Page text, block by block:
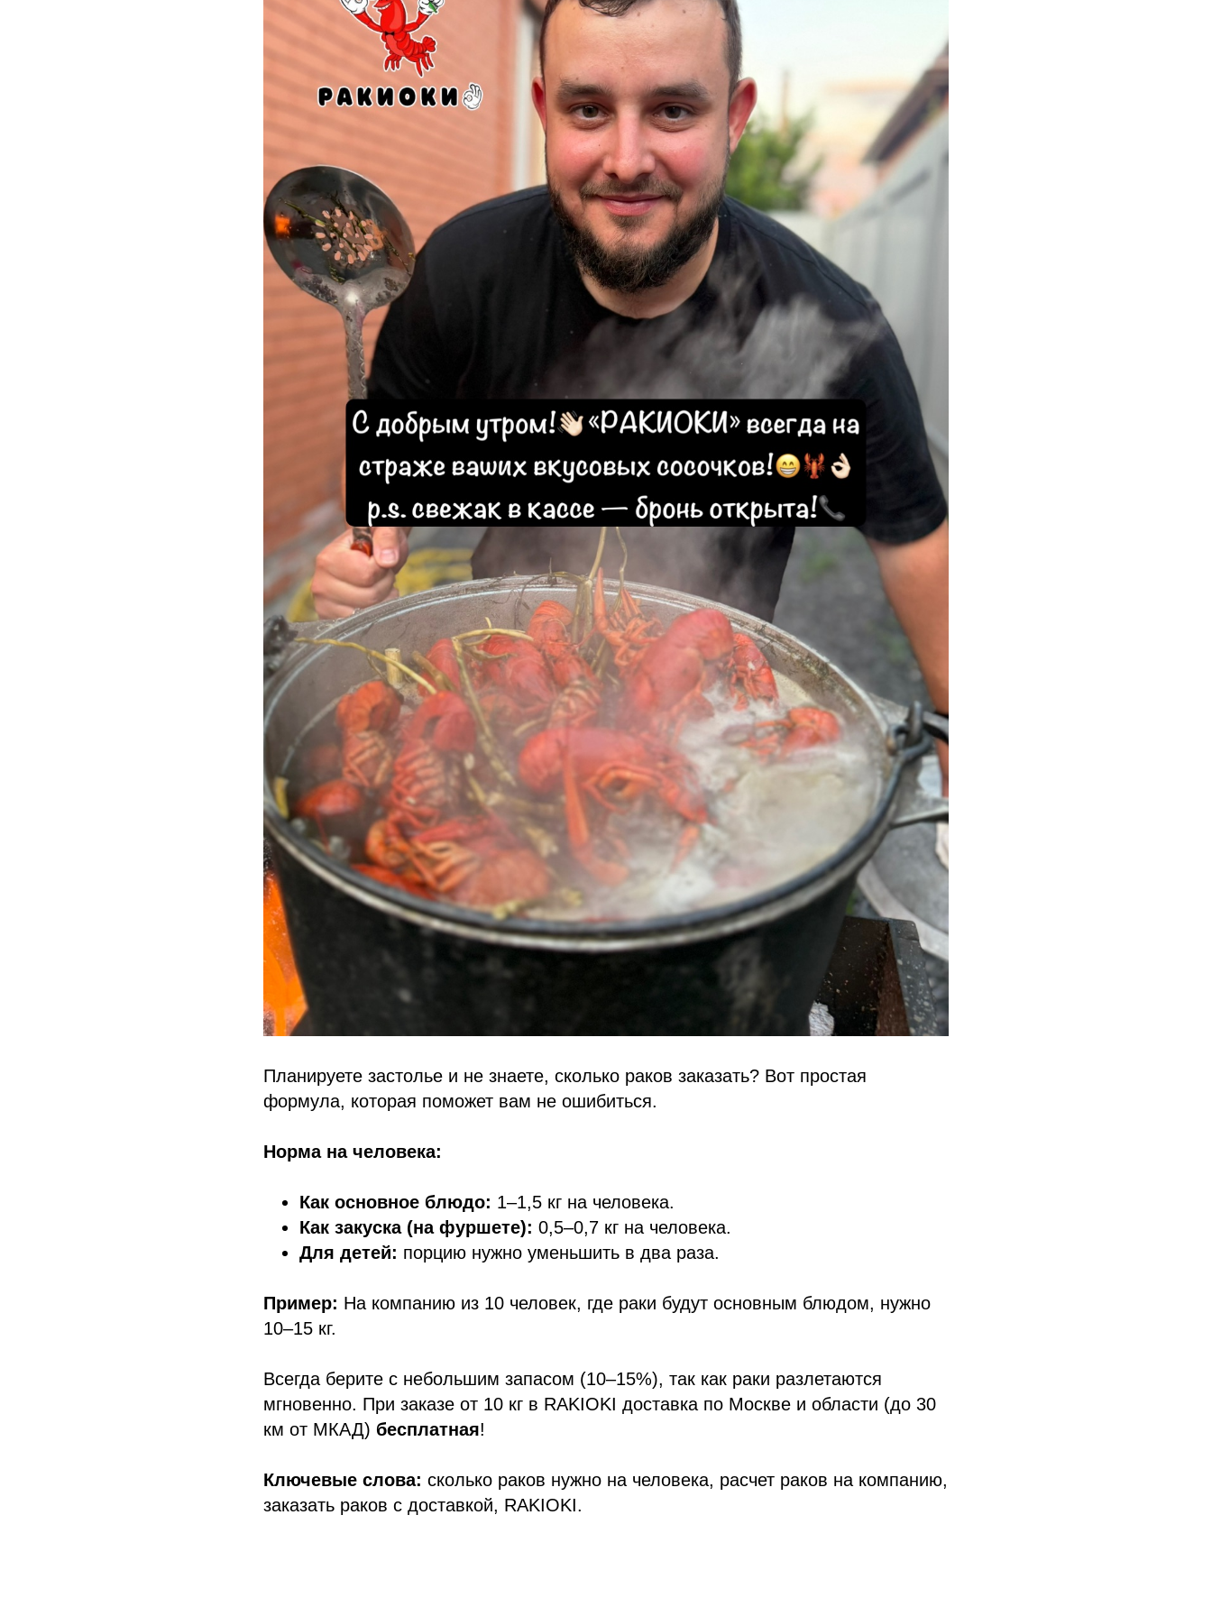
Планируете застолье и не знаете, сколько раков заказать? Вот простая
формула, которая поможет вам не ошибиться.
Норма на человека:
Как основное блюдо: 1–1,5 кг на человека.
Как закуска (на фуршете): 0,5–0,7 кг на человека.
Для детей: порцию нужно уменьшить в два раза.
Пример: На компанию из 10 человек, где раки будут основным блюдом, нужно
10–15 кг.
Всегда берите с небольшим запасом (10–15%), так как раки разлетаются
мгновенно. При заказе от 10 кг в RAKIOKI доставка по Москве и области (до 30
км от МКАД) бесплатная!
Ключевые слова: сколько раков нужно на человека, расчет раков на компанию,
заказать раков с доставкой, RAKIOKI.